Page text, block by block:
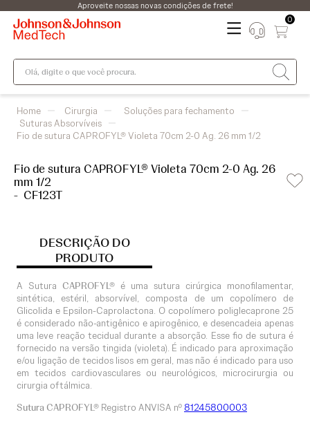
Aproveite nossas novas condições de frete!
0
Olá, digite o que você procura.
Cirurgia
Soluções para fechamento
Suturas Absorvíveis
Fio de sutura CAPROFYL® Violeta 70cm 2-0 Ag. 26 mm 1/2
Fio de sutura CAPROFYL® Violeta 70cm 2-0 Ag. 26
mm 1/2
- CF123T
DESCRIÇÃO DO
PRODUTO
A Sutura CAPROFYL® é uma sutura cirúrgica monofilamentar,
sintética, estéril, absorvível, composta de um copolímero de
Glicolida e Epsilon-Caprolactona. O copolímero poliglecaprone 25
é considerado não-antigênico e apirogênico, e desencadeia apenas
uma leve reação tecidual durante a absorção. Esse fio de sutura é
fornecido na versão tingida (violeta). É indicado para aproximação
e/ou ligação de tecidos lisos em geral, mas não é indicado para uso
em tecidos cardiovasculares ou neurológicos, microcirurgia ou
cirurgia oftálmica.
Sutura CAPROFYL® Registro ANVISA nº 81245800003